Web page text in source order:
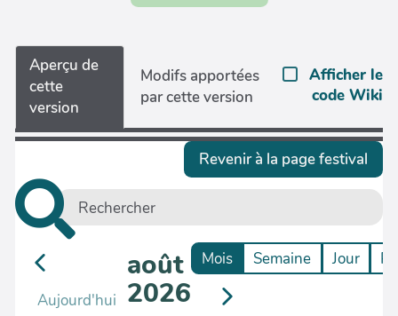
Aperçu de
cette
version
Modifs apportées
par cette version
Afficher le
code Wiki